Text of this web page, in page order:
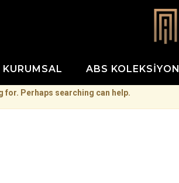
KURUMSAL ABS KOLEKSIYON
for. Perhaps searching can help.